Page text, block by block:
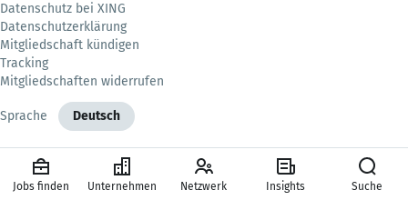
Datenschutz bei XING
Datenschutzerklärung
Mitgliedschaft kündigen
Tracking
Mitgliedschaften widerrufen
Sprache Deutsch
Jobs finden Unternehmen Netzwerk Insights Suche